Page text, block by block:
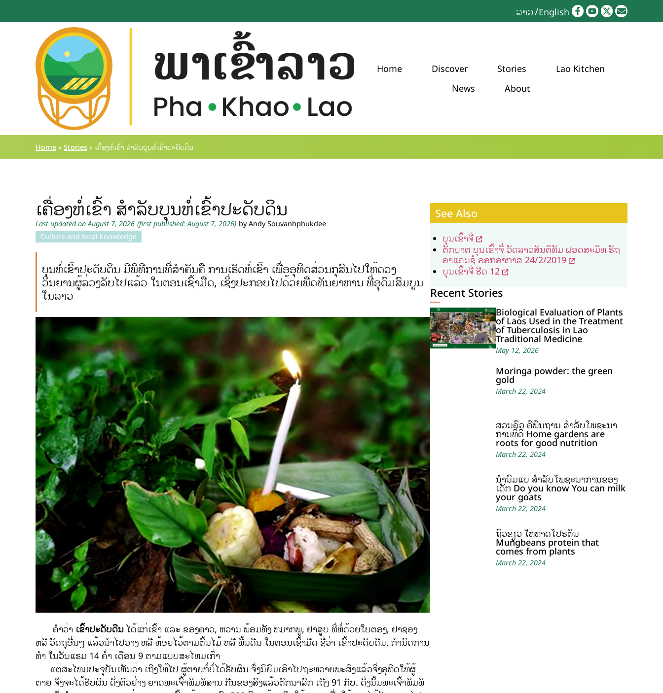
ລາວ English
Home Discover Stories
Lao Kitchen
News
About
Home » Stories » ເຄື່ອງຫໍ່ເຂົ້າ ສຳລັບບຸນຫໍ່ເຂົ້າປະດັບດິນ
ເຄື່ອງຫໍ່ເຂົ້າ ສຳລັບບຸນຫໍ່ເຂົ້າປະດັບດິນ
Last updated on August 7, 2026 (first published: August 7, 2026) by Andy Souvanhphukdee
Culture and local knowledge
ບຸນຫໍ່ເຂົ້າປະດັບດິນ ມີພິທີການທີ່ສຳຄັນຄື ການເຮັດຫໍ່ເຂົ້າ ເພື່ອອຸທິດສ່ວນກຸສົນໄປໃຫ້ດວງ
ວິນຍານຜູ້ລ່ວງລັບໄປແລ້ວ ໃນຕອນເຊົ້າມືດ, ເຊິ່ງປະກອບໄປດ້ວຍພືດທັນຍາຫານ ທີ່ອຸດົມສົມບູນ
ໃນລາວ
ຄຳວ່າ ເຂົ້າປະດັບດີນ ໄດ້ແກ່ເຂົ້າ ແລະ ຂອງຄາວ, ຫວານ ພ້ອມທັງ ຫມາກພູ, ຢາສູບ ທີ່ຫໍ່ດ້ວຍໃບຕອງ, ຢາຊອງ
ຫລື ວັດຖຸອື່ນໆ ແລ້ວນຳໄປວາງ ຫລື ຫ້ອຍໄວ້ຕາມຕົ້ນໄມ້ ຫລື ພື້ນດີນ ໃນຕອນເຊົ້າມືດ ຊື່ວ່າ ເຂົ້າປະດັບດີນ, ກຳນົດການ
ທຳ ໃນວັນແຮມ 14 ຄໍ່າ ເດືອນ 9 ຕາມແບບສະໄຫມເກົ່າ
ແຕ່ສະໄຫມປະຈຸບັນເຫັນວ່າ ເຖີງໃຫ້ໄປ ຜູ້ຕາຍກໍ່ບໍ່ໄດ້ຮັບຜົນ ຈຶ່ງນິຍົມເອົາໄປຖະຫວາຍພະສົງແລ້ວຈິ່ງອຸທິດໃຫ້ຜູ້
ຕາຍ ຈຶ່ງຈະໄດ້ຮັບຜົນ ດັ່ງຕົວຢ່າງ ຍາດພະເຈົ້າພິມພິສານ ກີນຂອງສົງແລ້ວຕົກນາລົກ ເຖີງ 91 ກັບ. ດັ່ງນັ້ນພະເຈົ້າພິມພິ
See Also
ບຸນເຂົ້າຈີ່
ຕັກບາຕ ບຸນເຂົ້າຈີ່ ວັດລາວສັນຕິທັມ ຝອດສະມິທ ຣັຖ
ອາແຄນຊໍ ອອກອາກາສ 24/2/2019
ບຸນເຂົ້າຈີ່ ຮີດ 12
Recent Stories
Biological Evaluation of Plants
of Laos Used in the Treatment
of Tuberculosis in Lao
Traditional Medicine
May 12, 2026
Moringa powder: the green
gold
March 22, 2024
ສວນຄົວ ຄືພື້ນຖານ ສໍາລັບໂພຊະນາ
ການທີ່ດີ Home gardens are
roots for good nutrition
March 22, 2024
ນໍ້ານົມແບ້ ສຳລັບໂພຊະນາການຂອງ
ເດັກ Do you know You can milk
your goats
March 22, 2024
ຖົ່ວຂຽວ ໃຫ້ທາດໂປຣຕິນ
Mungbeans protein that
comes from plants
March 22, 2024